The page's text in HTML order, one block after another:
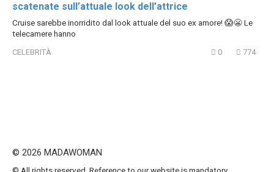
scatenate sull’attuale look dell’attrice
Cruise sarebbe inorridito dal look attuale del suo ex amore! 😱😬 Le
telecamere hanno
CELEBRITÀ 0 774
© 2026 MADAWOMAN